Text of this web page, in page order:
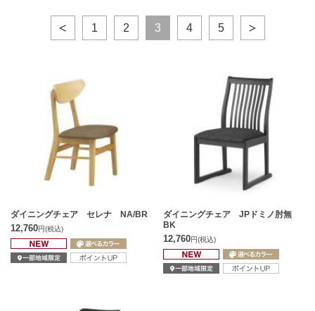
1 2 3 4 5
ダイニングチェア セレナ NA/BR
12,760円(税込)
ダイニングチェア JPドミノ肘無
BK
12,760円(税込)